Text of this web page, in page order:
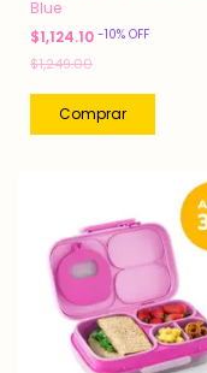
Blue
$1,124.10 -10% OFF
$1,249.00